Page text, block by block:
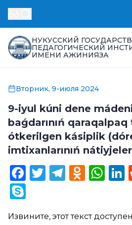
НУКУССКИЙ
ПЕДАГОГИЧЕСКИЙ
ИМЕНИ АЖИНИЯЗА
Вторник, 9-июля 2024
9-iyul kúni dene
baǵdarınıń qaraqalpaq
ótkerilgen kásiplik
imtixanlarınıń
Facebook
Twitter
Извините, этот текст